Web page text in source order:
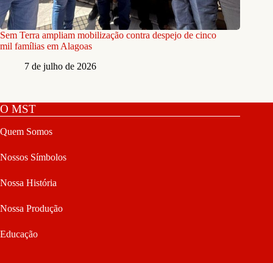
Sem Terra ampliam mobilização contra despejo de cinco
mil famílias em Alagoas
7 de julho de 2026
O MST
Quem Somos
Nossos Símbolos
Nossa História
Nossa Produção
Educação